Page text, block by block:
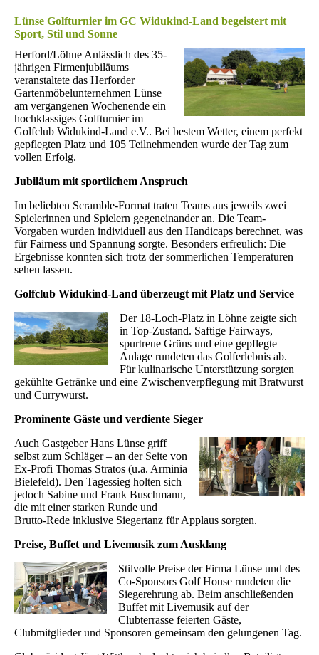
Lünse Golfturnier im GC Widukind-Land begeistert mit
Sport, Stil und Sonne
Herford/Löhne Anlässlich des 35-
jährigen Firmenjubiläums
veranstaltete das Herforder
Gartenmöbelunternehmen Lünse
am vergangenen Wochenende ein
hochklassiges Golfturnier im
Golfclub Widukind-Land e.V.. Bei bestem Wetter, einem perfekt
gepflegten Platz und 105 Teilnehmenden wurde der Tag zum
vollen Erfolg.
Jubiläum mit sportlichem Anspruch
Im beliebten Scramble-Format traten Teams aus jeweils zwei
Spielerinnen und Spielern gegeneinander an. Die Team-
Vorgaben wurden individuell aus den Handicaps berechnet, was
für Fairness und Spannung sorgte. Besonders erfreulich: Die
Ergebnisse konnten sich trotz der sommerlichen Temperaturen
sehen lassen.
Golfclub Widukind-Land überzeugt mit Platz und Service
Der 18-Loch-Platz in Löhne zeigte sich
in Top-Zustand. Saftige Fairways,
spurtreue Grüns und eine gepflegte
Anlage rundeten das Golferlebnis ab.
Für kulinarische Unterstützung sorgten
gekühlte Getränke und eine Zwischenverpflegung mit Bratwurst
und Currywurst.
Prominente Gäste und verdiente Sieger
Auch Gastgeber Hans Lünse griff
selbst zum Schläger – an der Seite von
Ex-Profi Thomas Stratos (u.a. Arminia
Bielefeld). Den Tagessieg holten sich
jedoch Sabine und Frank Buschmann,
die mit einer starken Runde und
Brutto-Rede inklusive Siegertanz für Applaus sorgten.
Preise, Buffet und Livemusik zum Ausklang
Stilvolle Preise der Firma Lünse und des
Co-Sponsors Golf House rundeten die
Siegerehrung ab. Beim anschließenden
Buffet mit Livemusik auf der
Clubterrasse feierten Gäste,
Clubmitglieder und Sponsoren gemeinsam den gelungenen Tag.